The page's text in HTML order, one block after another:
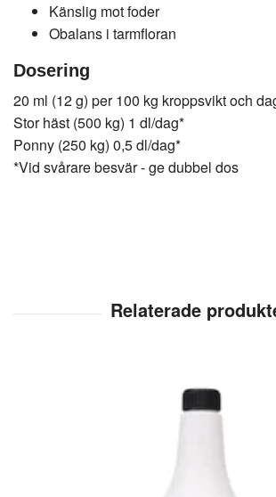
Känslig mot foder
Obalans i tarmfloran
Dosering
20 ml (12 g) per 100 kg kroppsvikt och
Stor häst (500 kg) 1 dl/dag*
Ponny (250 kg) 0,5 dl/dag*
*Vid svårare besvär - ge dubbel dos